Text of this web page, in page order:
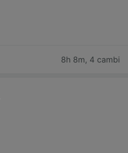
8h 8m, 4 cambi